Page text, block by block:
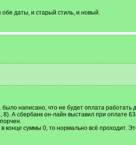
обе даты, и старый стиль, и новый.
написано, что не будет оплата
А сбербанк он-лайн выставил при оплате
конце суммы 0, то нормально всё проходит.